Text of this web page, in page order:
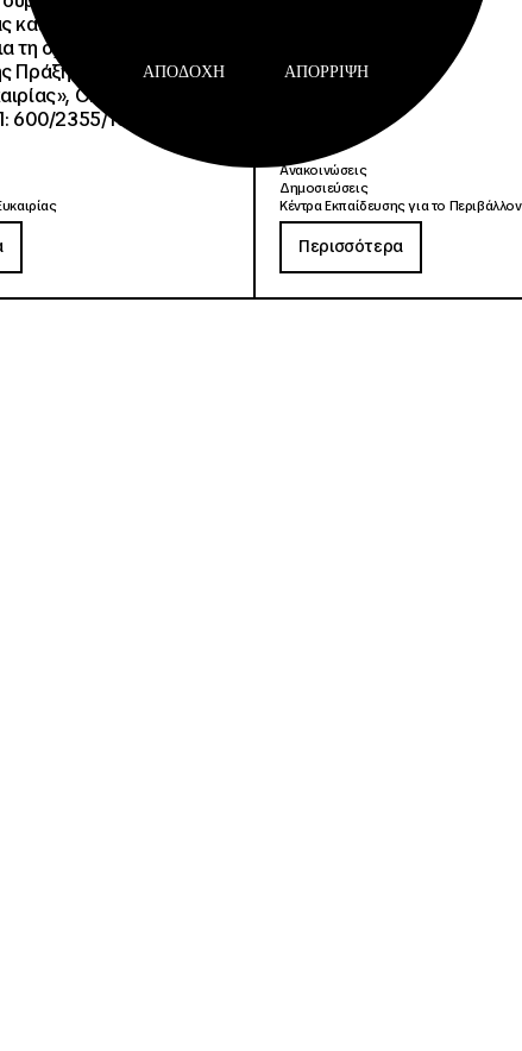
και συμβούλων
τη σχολική περίοδο
Πράξης «Σχολεία
ΟΠΣ 6003234.
600/2355/13042/08-
Ανακοινώσεις
Δημοσιεύσεις
Κέντρα Εκπαίδευσης για το
Περισσότερα
ΑΠΟΔΟΧΉ ΑΠΌΡΡΙΨΗ